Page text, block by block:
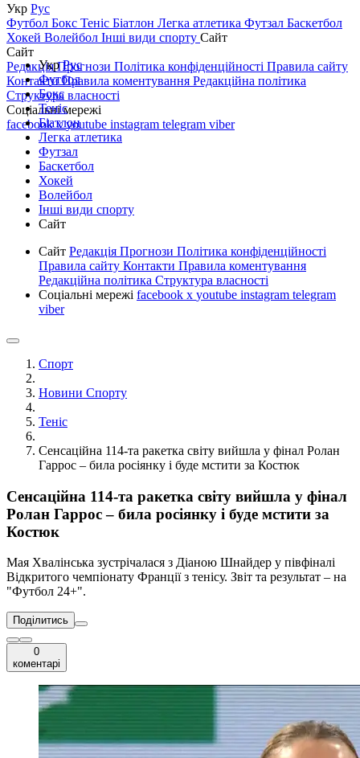
Укр Рус
Футбол Бокс Теніс Біатлон Легка атлетика Футзал Баскетбол
Хокей Волейбол Інші види спорту Сайт
Сайт
РедакціяПрогнози Політика конфіденційності Правила сайту
КонтактиПравила коментування Редакційна політика
Структура власності
Соціальні мережі
facebookxyoutube instagram telegram viber
УкрРус
Футбол
Бокс
Теніс
Біатлон
Легка атлетика
Футзал
Баскетбол
Хокей
Волейбол
Інші види спорту
Сайт
Сайт Редакція Прогнози Політика конфіденційності
Правила сайту Контакти Правила коментування
Редакційна політика Структура власності
Соціальні мережі facebook x youtube instagram telegram
viber
Спорт
Новини Спорту
Теніс
Сенсаційна 114-та ракетка світу вийшла у фінал Ролан
Гаррос – била росіянку і буде мстити за Костюк
Сенсаційна 114-та ракетка світу вийшла у фінал
Ролан Гаррос – била росіянку і буде мстити за
Костюк
Мая Хвалінська зустрічалася з Діаною Шнайдер у півфіналі
Відкритого чемпіонату Франції з тенісу. Звіт та результат – на
"Футбол 24+".
Поділитись
0
коментарі